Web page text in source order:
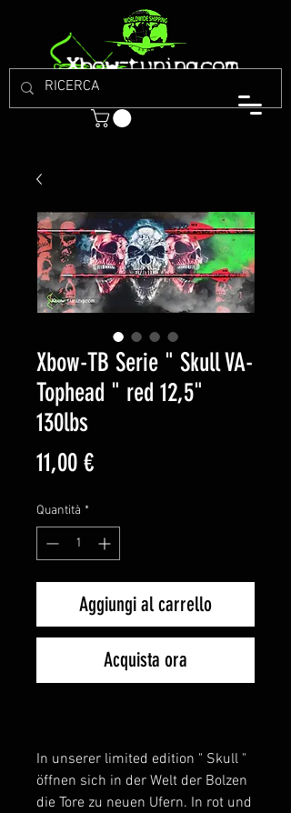
Xbow-TB Serie " Skull VA-
Tophead " red 12,5"
130lbs
11,00 €Prezzo
Quantità *
Aggiungi al carrello
Acquista ora
In unserer limited edition " Skull "
öffnen sich in der Welt der Bolzen
die Tore zu neuen Ufern. In rot und